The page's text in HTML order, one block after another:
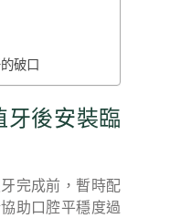
破口
牙後安裝臨
完成前，暫時配
助口腔平穩度過